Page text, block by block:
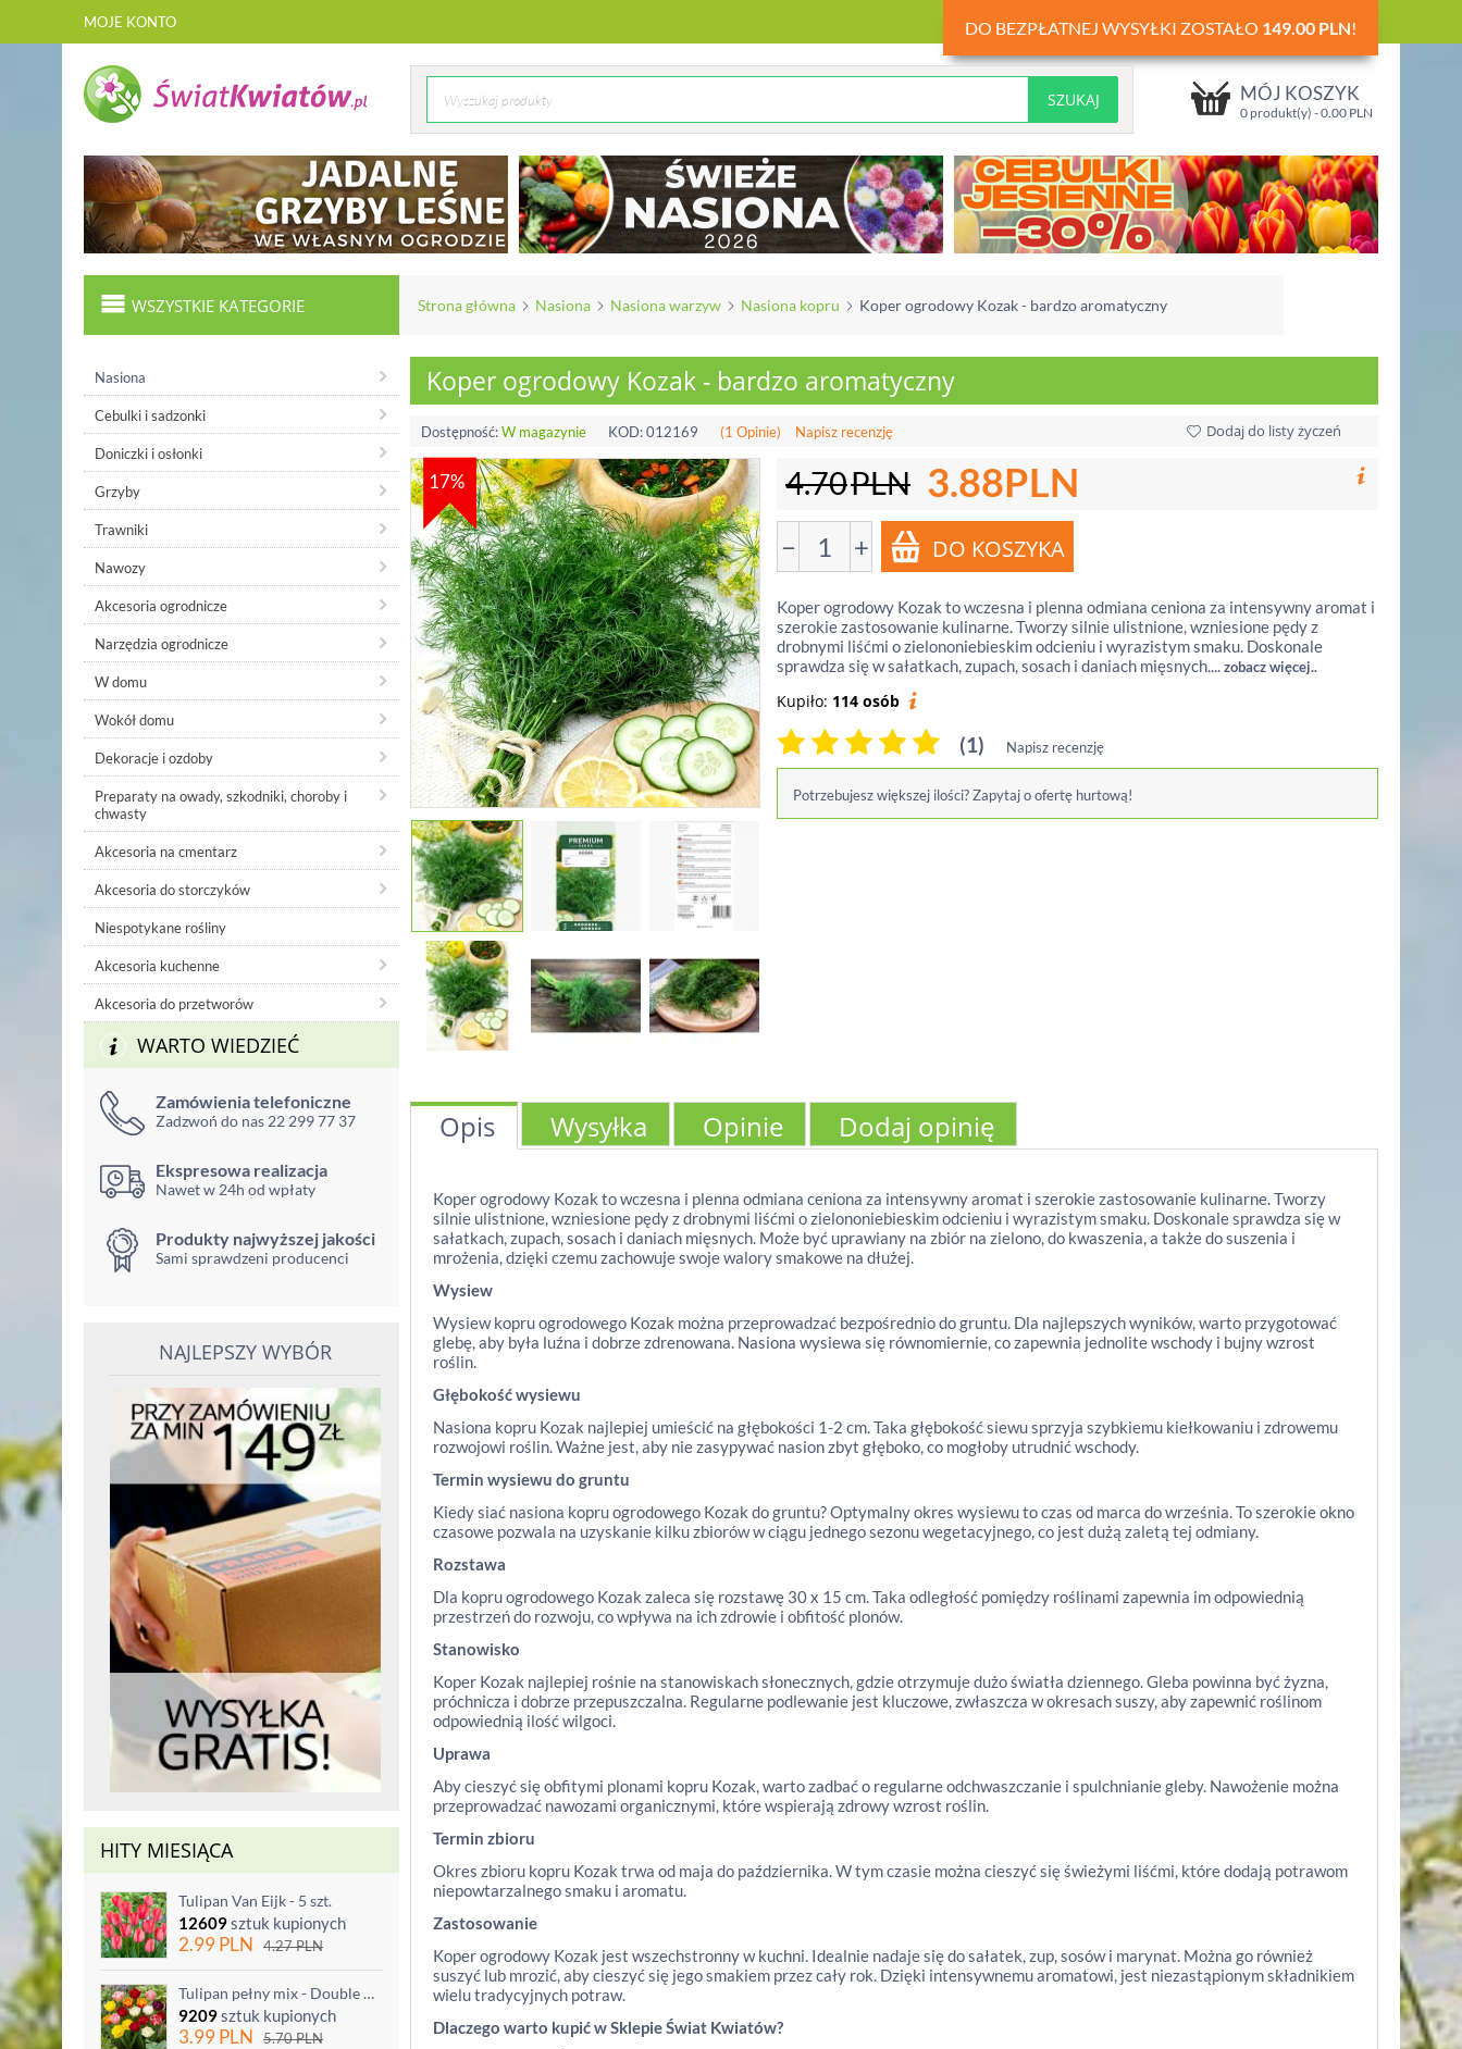
MOJE KONTO DO BEZPŁATNEJ WYSYŁKI ZOSTAŁO 149.00 PLN!
MÓJ KOSZYK
0 produkt(y) -0.00 PLN
WSZYSTKIE KATEGORIE Strona główna Nasiona Nasiona warzyw Nasiona kopru Koper ogrodowy Kozak - bardzo aromatyczny
Nasiona
Cebulki i sadzonki
Doniczki i osłonki
Grzyby
Trawniki
Nawozy
Akcesoria ogrodnicze
Narzędzia ogrodnicze
W domu
Wokół domu
Dekoracje i ozdoby
Preparaty na owady, szkodniki, choroby i
chwasty
Akcesoria na cmentarz
Akcesoria do storczyków
Niespotykane rośliny
Akcesoria kuchenne
Akcesoria do przetworów
WARTO WIEDZIEĆ
Zamówienia telefoniczne
Zadzwoń do nas 22 299 77 37
Ekspresowa realizacja
Nawet w 24h od wpłaty
Produkty najwyższej jakości
Sami sprawdzeni producenci
NAJLEPSZY WYBÓR
HITY MIESIĄCA
Tulipan Van Eijk - 5 szt.
12609sztuk kupionych
2.99PLN 4.27PLN
Tulipan pełny mix - Double mix - 5 szt.
9209sztuk kupionych
3.99PLN 5.70PLN
Koper ogrodowy Kozak - bardzo aromatyczny
Dostępność:W magazynie KOD:012169 (1 Opinie) Napisz recenzję Dodaj do listy życzeń
17% 4.70PLN 3.88PLN
− +
Koper ogrodowy Kozak to wczesna i plenna odmiana ceniona za intensywny aromat i
szerokie zastosowanie kulinarne. Tworzy silnie ulistnione, wzniesione pędy z
drobnymi liśćmi o zielononiebieskim odcieniu i wyrazistym smaku. Doskonale
sprawdza się w sałatkach, zupach, sosach i daniach mięsnych....zobacz więcej..
Kupiło: 114 osób
(1) Napisz recenzję
Potrzebujesz większej ilości? Zapytaj o ofertę hurtową!
Opis Wysyłka Opinie Dodaj opinię
Koper ogrodowy Kozak to wczesna i plenna odmiana ceniona za intensywny aromat i szerokie zastosowanie kulinarne. Tworzy
silnie ulistnione, wzniesione pędy z drobnymi liśćmi o zielononiebieskim odcieniu i wyrazistym smaku. Doskonale sprawdza się w
sałatkach, zupach, sosach i daniach mięsnych. Może być uprawiany na zbiór na zielono, do kwaszenia, a także do suszenia i
mrożenia, dzięki czemu zachowuje swoje walory smakowe na dłużej.
Wysiew
Wysiew kopru ogrodowego Kozak można przeprowadzać bezpośrednio do gruntu. Dla najlepszych wyników, warto przygotować
glebę, aby była luźna i dobrze zdrenowana. Nasiona wysiewa się równomiernie, co zapewnia jednolite wschody i bujny wzrost
roślin.
Głębokość wysiewu
Nasiona kopru Kozak najlepiej umieścić na głębokości 1-2 cm. Taka głębokość siewu sprzyja szybkiemu kiełkowaniu i zdrowemu
rozwojowi roślin. Ważne jest, aby nie zasypywać nasion zbyt głęboko, co mogłoby utrudnić wschody.
Termin wysiewu do gruntu
Kiedy siać nasiona kopru ogrodowego Kozak do gruntu? Optymalny okres wysiewu to czas od marca do września. To szerokie okno
czasowe pozwala na uzyskanie kilku zbiorów w ciągu jednego sezonu wegetacyjnego, co jest dużą zaletą tej odmiany.
Rozstawa
Dla kopru ogrodowego Kozak zaleca się rozstawę 30 x 15 cm. Taka odległość pomiędzy roślinami zapewnia im odpowiednią
przestrzeń do rozwoju, co wpływa na ich zdrowie i obfitość plonów.
Stanowisko
Koper Kozak najlepiej rośnie na stanowiskach słonecznych, gdzie otrzymuje dużo światła dziennego. Gleba powinna być żyzna,
próchnicza i dobrze przepuszczalna. Regularne podlewanie jest kluczowe, zwłaszcza w okresach suszy, aby zapewnić roślinom
odpowiednią ilość wilgoci.
Uprawa
Aby cieszyć się obfitymi plonami kopru Kozak, warto zadbać o regularne odchwaszczanie i spulchnianie gleby. Nawożenie można
przeprowadzać nawozami organicznymi, które wspierają zdrowy wzrost roślin.
Termin zbioru
Okres zbioru kopru Kozak trwa od maja do października. W tym czasie można cieszyć się świeżymi liśćmi, które dodają potrawom
niepowtarzalnego smaku i aromatu.
Zastosowanie
Koper ogrodowy Kozak jest wszechstronny w kuchni. Idealnie nadaje się do sałatek, zup, sosów i marynat. Można go również
suszyć lub mrozić, aby cieszyć się jego smakiem przez cały rok. Dzięki intensywnemu aromatowi, jest niezastąpionym składnikiem
wielu tradycyjnych potraw.
Dlaczego warto kupić w Sklepie Świat Kwiatów?